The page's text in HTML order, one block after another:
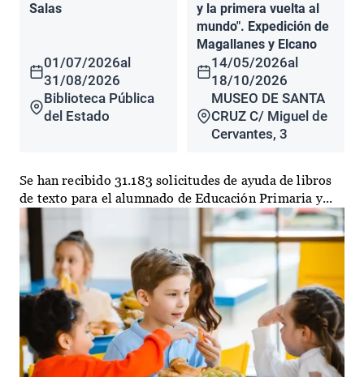
Salas
01/07/2026al
31/08/2026
Biblioteca Pública
del Estado
y la primera vuelta al
mundo". Expedición de
Magallanes y Elcano
14/05/2026al
18/10/2026
MUSEO DE SANTA
CRUZ C/ Miguel de
Cervantes, 3
Se han recibido 31.183 solicitudes de ayuda de libros
de texto para el alumnado de Educación Primaria y...